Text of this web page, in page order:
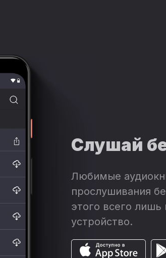
Слушай
Любимые
прослушивания
этого всего лишь
устройство.